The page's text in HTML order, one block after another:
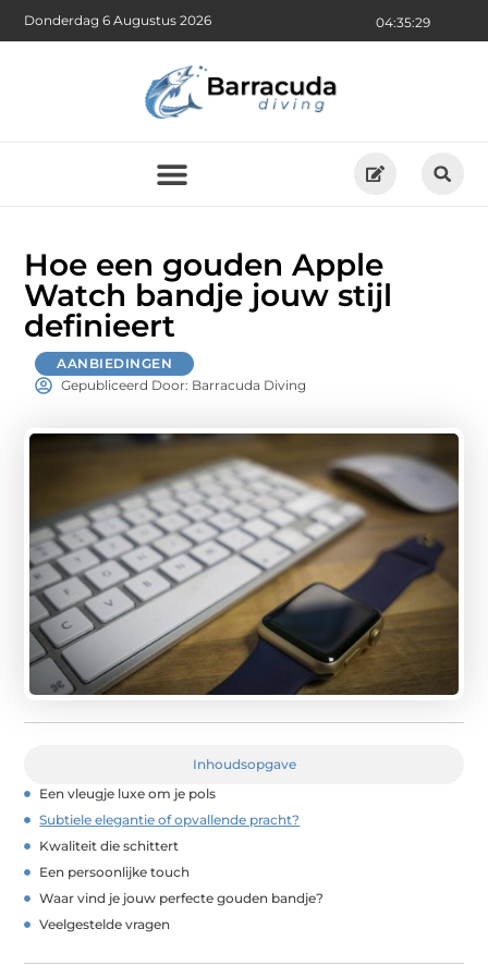
04:35:31
Donderdag 6 Augustus 2026
Hoe een gouden Apple
Watch bandje jouw stijl
definieert
AANBIEDINGEN
Gepubliceerd Door: Barracuda Diving
Inhoudsopgave
Een vleugje luxe om je pols
Subtiele elegantie of opvallende pracht?
Kwaliteit die schittert
Een persoonlijke touch
Waar vind je jouw perfecte gouden bandje?
Veelgestelde vragen